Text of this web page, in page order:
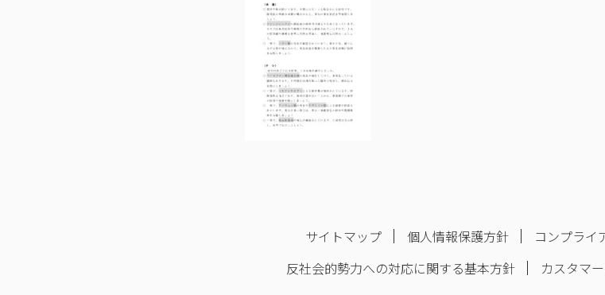
サイトマップ 個人情報保護方針 コンプライ
反社会的勢力への対応に関する基本方針
カスタマ